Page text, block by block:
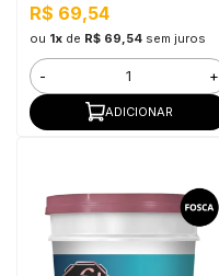
R$ 69,54
ou 1xde R$ 69,54 sem juros
- +
ADICIONAR